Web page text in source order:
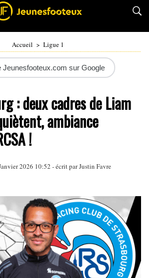
Accueil > Ligue 1
Jeunesfooteux.com sur Google
: deux cadres de Liam
ambiance
!
2026 10:52 - écrit parJustin Favre